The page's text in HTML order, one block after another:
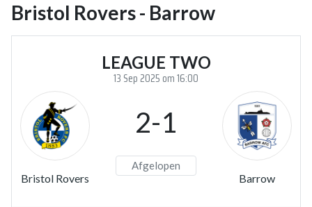
Bristol Rovers - Barrow
LEAGUE TWO
13 Sep 2025 om 16:00
Bristol Rovers
2-1
Afgelopen
Barrow